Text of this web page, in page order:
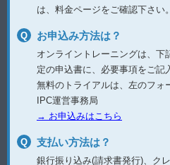
は、料金ページをご確認下さい。
お申込み方法は？
オンライントレーニングは、下
定の申込書に、必要事項をご記
無料のトライアルは、左のフォ
IPC運営事務局
→ お申込みはこちら
支払い方法は？
銀行振り込み(請求書発行)、ク